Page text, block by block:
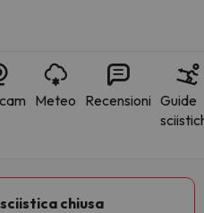
Meteo Recensioni Guide
chiusa